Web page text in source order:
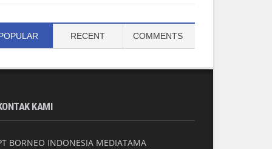
RECENT COMMENTS
KAMI
BORNEO INDONESIA MEDIATAMA